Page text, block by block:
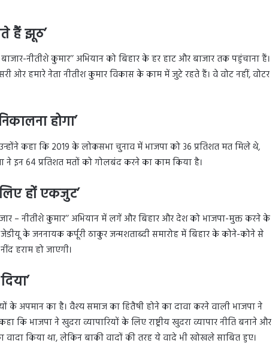
हैं झूठ’
नीतीशे कुमार’’ अभियान को बिहार के हर हाट और बाजार तक पहुंचाना हैं।
ओर हमारे नेता नीतीश कुमार विकास के काम में जुटे रहते हैं। वे वोट नहीं, वोटर
होगा’
कहा कि 2019 के लोकसभा चुनाव में भाजपा को 36 प्रतिशत मत मिले थे,
ने इन 64 प्रतिशत मतों को गोलबंद करने का काम किया है।
हों एकजुट’
– नीतीशे कुमार’’ अभियान में लगें और बिहार और देश को भाजपा-मुक्त करने के
के जननायक कर्पूरी ठाकुर जन्मशताब्दी समारोह में बिहार के कोने-कोने से
हराम हो जाएगी।
के अपमान का है। वैश्य समाज का हितैषी होने का दावा करने वाली भाजपा ने
कि भाजपा ने खुदरा व्यापारियों के लिए राष्ट्रीय खुदरा व्यापार नीति बनाने और
का वादा किया था, लेकिन बाकी वादों की तरह ये वादे भी खोखले साबित हुए।